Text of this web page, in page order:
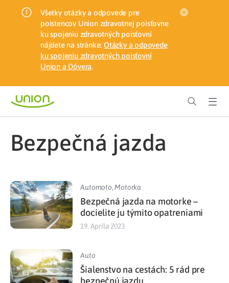
Všetky otázky a odpovede pre
poistencov Union zdravotnej poisťovne
ku spojeniu zdravotných poisťovní
nájdete na stránke: Otázky a odpovede
ku spojeniu zdravotných poisťovní
Union a Dôvera.
bezpečná jazda
Automoto,Motorka
Bezpečná jazda na motorke –
docielite ju týmito opatreniami
19. Apríla 2023
Auto
Šialenstvo na cestách: 5 rád pre